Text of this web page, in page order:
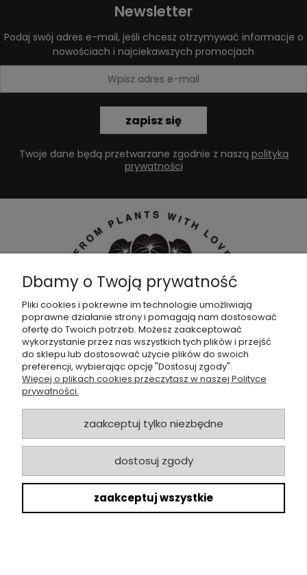
Newsletter
Podaj swój adres e-mail, jeśli chcesz otrzymywać informacje o
nowościach i najciekawszych promocjach
zapisz się
Twoje dane będą przetwarzane zgodnie z naszą polityką
prywatności
Dołącz do naszejgrupy facebookowej !
POMOC
SKLEP
Dbamy o Twoją prywatność
Pliki cookies i pokrewne im technologie umożliwiają
poprawne działanie strony i pomagają nam dostosować
ofertę do Twoich potrzeb. Możesz zaakceptować
wykorzystanie przez nas wszystkich tych plików i przejść
do sklepu lub dostosować użycie plików do swoich
preferencji, wybierając opcję "Dostosuj zgody".
Więcej o plikach cookies przeczytasz w naszej Polityce
prywatności.
zaakceptuj tylko niezbędne
dostosuj zgody
zaakceptuj wszystkie